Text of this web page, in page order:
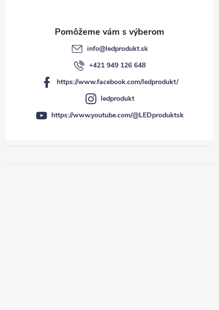
info@ledprodukt.sk
+421 949 126 648
https://www.facebook.com/ledprodukt/
ledprodukt
https://www.youtube.com/@LEDproduktsk